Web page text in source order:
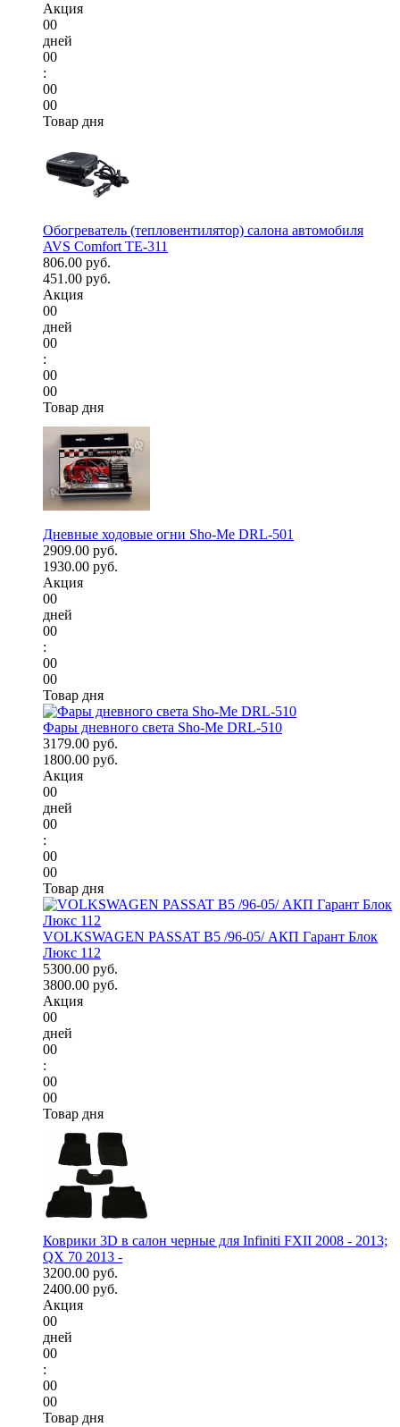
Акция
00
дней
00
:
00
00
Товар дня
Обогреватель (тепловентилятор) салона автомобиля
AVS Comfort TE-311
806.00 руб.
451.00 руб.
Акция
00
дней
00
:
00
00
Товар дня
Дневные ходовые огни Sho-Me DRL-501
2909.00 руб.
1930.00 руб.
Акция
00
дней
00
:
00
00
Товар дня
Фары дневного света Sho-Me DRL-510
3179.00 руб.
1800.00 руб.
Акция
00
дней
00
:
00
00
Товар дня
VOLKSWAGEN PASSAT B5 /96-05/ АКП Гарант Блок
Люкс 112
5300.00 руб.
3800.00 руб.
Акция
00
дней
00
:
00
00
Товар дня
Коврики 3D в салон черные для Infiniti FXII 2008 - 2013;
QX 70 2013 -
3200.00 руб.
2400.00 руб.
Акция
00
дней
00
:
00
00
Товар дня